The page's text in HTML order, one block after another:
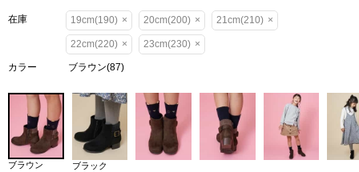
在庫 19cm(190) × 20cm(200) × 21cm(210) ×
22cm(220) × 23cm(230) ×
カラー ブラウン(87)
ブラウン ブラック